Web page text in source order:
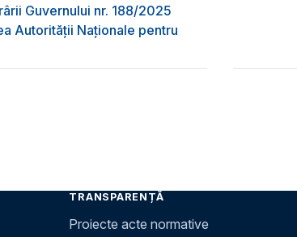
Guvernului nr. 188/2025
Autorităţii Naţionale pentru
TRANSPARENȚĂ
Proiecte acte normative